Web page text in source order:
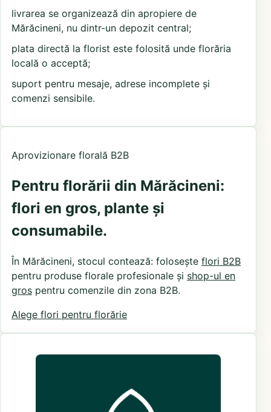
livrarea se organizează din apropiere de
Mărăcineni, nu dintr-un depozit central;
plata directă la florist este folosită unde florăria
locală o acceptă;
suport pentru mesaje, adrese incomplete și
comenzi sensibile.
Aprovizionare florală B2B
Pentru florării din Mărăcineni:
flori en gros, plante și
consumabile.
În Mărăcineni, stocul contează: folosește flori B2B
pentru produse florale profesionale și shop-ul en
gros pentru comenzile din zona B2B.
Alege flori pentru florărie